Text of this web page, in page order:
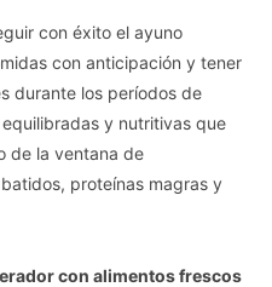
con éxito el ayuno
con anticipación y tener
durante los períodos de
y nutritivas que
de la ventana de
proteínas magras y
con alimentos frescos